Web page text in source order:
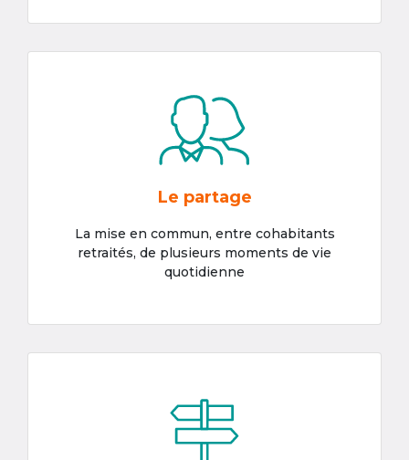
Le partage
La mise en commun, entre cohabitants
retraités, de plusieurs moments de vie
quotidienne